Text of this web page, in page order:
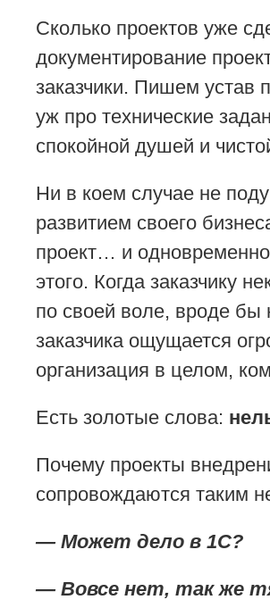
Сколько проектов уже
документирование
заказчики. Пишем устав
уж про технические
спокойной душей и
Ни в коем случае не
развитием своего
проект… и
этого. Когда заказчику
по своей воле, вроде бы
заказчика ощущается
организация в целом,
Есть золотые слова:
Почему проекты
сопровождаются таким
— Может дело в 1С?
— Вовсе нет, так же